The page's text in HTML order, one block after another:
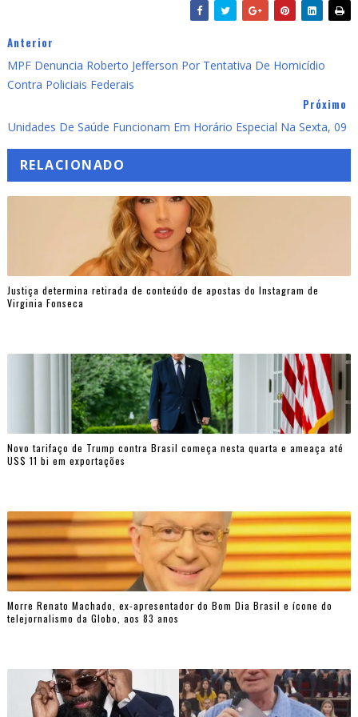
Anterior
MPF Denuncia Roberto Jefferson Por Tentativa De Homicídio
Contra Policiais Federais
Próximo
Unidades De Saúde Funcionam Em Horário Especial Na Sexta, 09
RELACIONADO
Justiça determina retirada de conteúdo de apostas do Instagram de
Virginia Fonseca
Novo tarifaço de Trump contra Brasil começa nesta quarta e ameaça até
US$ 11 bi em exportações
Morre Renato Machado, ex-apresentador do Bom Dia Brasil e ícone do
telejornalismo da Globo, aos 83 anos